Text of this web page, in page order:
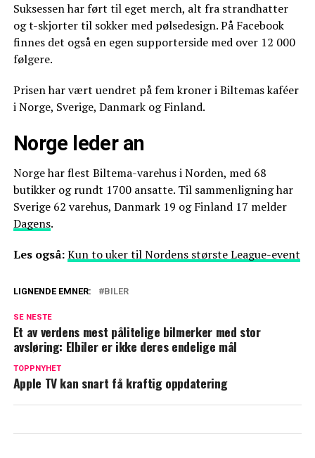
Suksessen har ført til eget merch, alt fra strandhatter
og t-skjorter til sokker med pølsedesign. På Facebook
finnes det også en egen supporterside med over 12 000
følgere.
Prisen har vært uendret på fem kroner i Biltemas kaféer
i Norge, Sverige, Danmark og Finland.
Norge leder an
Norge har flest Biltema-varehus i Norden, med 68
butikker og rundt 1700 ansatte. Til sammenligning har
Sverige 62 varehus, Danmark 19 og Finland 17 melder
Dagens.
Les også:Kun to uker til Nordens største League-event
LIGNENDE EMNER: BILER
SE NESTE
Et av verdens mest pålitelige bilmerker med stor
avsløring: Elbiler er ikke deres endelige mål
TOPPNYHET
Apple TV kan snart få kraftig oppdatering